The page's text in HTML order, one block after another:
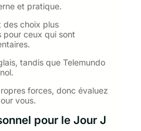
et pratique.
des choix plus
pour ceux qui sont
tandis que Telemundo
forces, donc évaluez
vous.
pour le Jour J